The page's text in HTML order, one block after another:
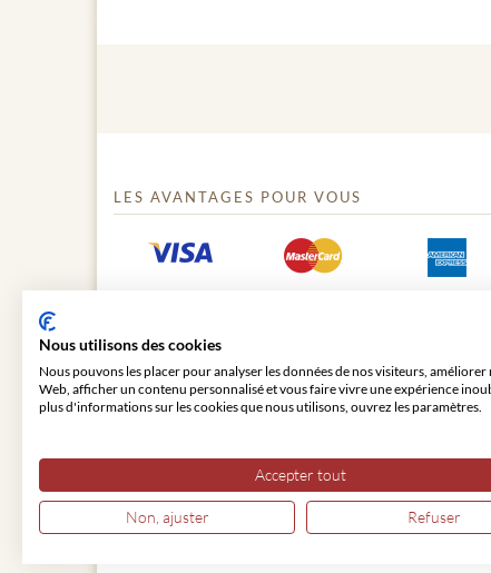
LES AVANTAGES POUR VOUS
Nous utilisons des cookies
Nous pouvons les placer pour analyser les données de nos visiteurs, améliorer
Web, afficher un contenu personnalisé et vous faire vivre une expérience
plus d'informations sur les cookies que nous utilisons, ouvrez les paramètres.
Accepter tout
Non, ajuster Refuser